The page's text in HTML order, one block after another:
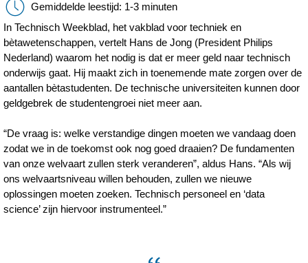
Gemiddelde leestijd: 1-3 minuten
In Technisch Weekblad, het vakblad voor techniek en
bètawetenschappen, vertelt Hans de Jong (President Philips
Nederland) waarom het nodig is dat er meer geld naar technisch
onderwijs gaat. Hij maakt zich in toenemende mate zorgen over de
aantallen bètastudenten. De technische universiteiten kunnen door
geldgebrek de studentengroei niet meer aan.
“De vraag is: welke verstandige dingen moeten we vandaag doen
zodat we in de toekomst ook nog goed draaien? De fundamenten
van onze welvaart zullen sterk veranderen”, aldus Hans. “Als wij
ons welvaartsniveau willen behouden, zullen we nieuwe
oplossingen moeten zoeken. Technisch personeel en ‘data
science’ zijn hiervoor instrumenteel.”